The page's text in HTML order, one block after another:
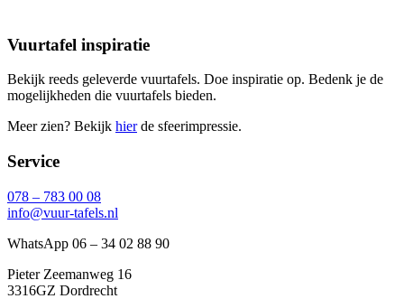
Vuurtafel inspiratie
Bekijk reeds geleverde vuurtafels. Doe inspiratie op. Bedenk je de
mogelijkheden die vuurtafels bieden.
Meer zien? Bekijk hierde sfeerimpressie.
Service
078 – 783 00 08
info@vuur-tafels.nl
WhatsApp 06 – 34 02 88 90
Pieter Zeemanweg 16
3316GZ Dordrecht